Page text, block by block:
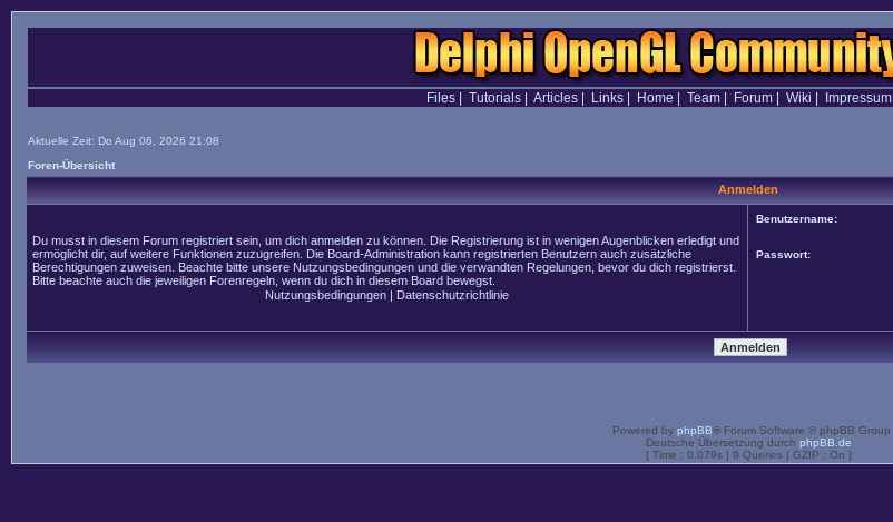
Files| Tutorials| Articles| Links| Home Team| Forum| Wiki Impressum
Aktuelle Zeit: Do Aug 06, 2026 21:08
Foren-Übersicht
Anmelden
Du musst in diesem Forum registriert sein, um dich anmelden zu können. Die Registrierung ist in wenigen Augenblicken erledigt und
ermöglicht dir, auf weitere Funktionen zuzugreifen. Die Board-Administration kann registrierten Benutzern auch zusätzliche
Berechtigungen zuweisen. Beachte bitte unsere Nutzungsbedingungen und die verwandten Regelungen, bevor du dich registrierst.
Bitte beachte auch die jeweiligen Forenregeln, wenn du dich in diesem Board bewegst.
Nutzungsbedingungen | Datenschutzrichtlinie
Benutzername:
Passwort:
Powered by phpBB® Forum Software © phpBB Group
Deutsche Übersetzung durch phpBB.de
[ Time : 0.079s | 9 Queries | GZIP : On ]